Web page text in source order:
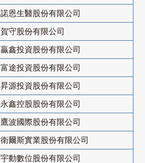
諾恩生醫股份有限公司
賀守股份有限公司
贏鑫投資股份有限公司
富途投資股份有限公司
昇源投資股份有限公司
永鑫控股股份有限公司
鷹波國際股份有限公司
衛爾斯實業股份有限公司
宇動數位股份有限公司